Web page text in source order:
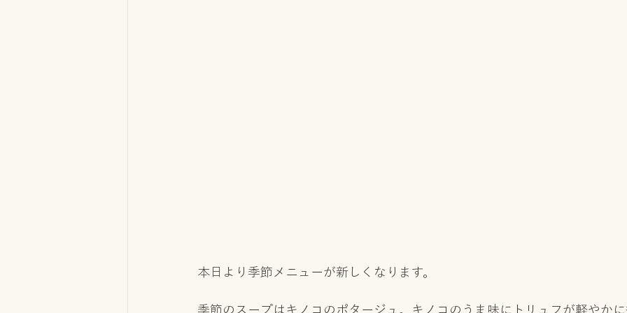
本日より季節メニューが新しくなります。
季節のスープはキノコのポタージュ。キノコのうま味にトリュフが軽やか